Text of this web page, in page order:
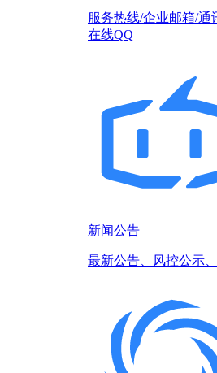
服务热线/企业邮箱/通
在线QQ
新闻公告
最新公告、风控公示